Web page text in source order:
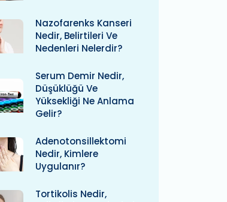
Nazofarenks Kanseri
Nedir, Belirtileri Ve
Nedenleri Nelerdir?
Serum Demir Nedir,
Düşüklüğü Ve
Yüksekliği Ne Anlama
Gelir?
Adenotonsillektomi
Nedir, Kimlere
Uygulanır?
Tortikolis Nedir,